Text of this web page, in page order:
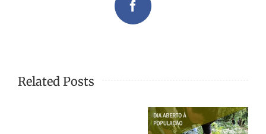
Facebook
Related Posts